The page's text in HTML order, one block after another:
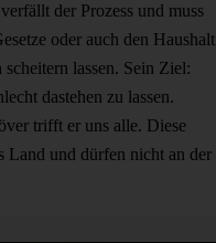
der Prozess und muss
oder auch den Haushalt
lassen. Sein Ziel:
dastehen zu lassen.
trifft er uns alle. Diese
Land und dürfen nicht an der